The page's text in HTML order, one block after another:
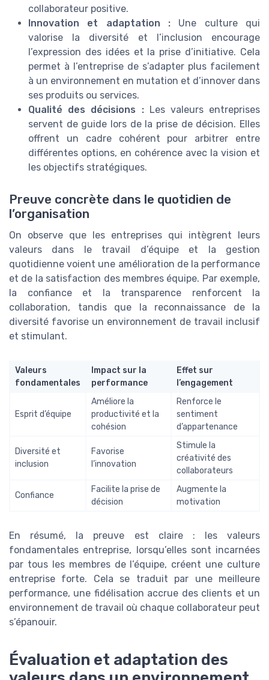
collaborateur positive.
Innovation et adaptation : Une culture qui
valorise la diversité et l’inclusion encourage
l’expression des idées et la prise d’initiative. Cela
permet à l’entreprise de s’adapter plus facilement
à un environnement en mutation et d’innover dans
ses produits ou services.
Qualité des décisions :Les valeurs entreprises
servent de guide lors de la prise de décision. Elles
offrent un cadre cohérent pour arbitrer entre
différentes options, en cohérence avec la vision et
les objectifs stratégiques.
Preuve concrète dans le quotidien de
l’organisation
On observe que les entreprises qui intègrent leurs
valeurs dans le travail d’équipe et la gestion
quotidienne voient une amélioration de la performance
et de la satisfaction des membres équipe. Par exemple,
la confiance et la transparence renforcent la
collaboration, tandis que la reconnaissance de la
diversité favorise un environnement de travail inclusif
et stimulant.
Valeurs
fondamentales
Impact sur la
performance
Effet sur
l’engagement
Esprit d’équipe
Améliore la
productivité et la
cohésion
Renforce le
sentiment
d’appartenance
Diversité et
inclusion
Favorise
l’innovation
Stimule la
créativité des
collaborateurs
Confiance
Facilite la prise de
décision
Augmente la
motivation
En résumé, la preuve est claire : les valeurs
fondamentales entreprise, lorsqu’elles sont incarnées
par tous les membres de l’équipe, créent une culture
entreprise forte. Cela se traduit par une meilleure
performance, une fidélisation accrue des clients et un
environnement de travail où chaque collaborateur peut
s’épanouir.
Évaluation et adaptation des